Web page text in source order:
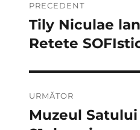
în
articole
PRECEDENT
Articolul
anterior:
Tily Niculae
Retete
URMĂTOR
Articolul
Muzeul